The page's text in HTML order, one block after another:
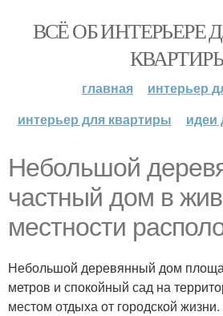
ВСЁ ОБ ИНТЕРЬЕРЕ
главная
интерьер
интерьер для квартиры
идеи
Небольшой
частный дом в
местности
Небольшой деревянный дом
метров и спокойный сад на
местом отдыха от городской жизни.